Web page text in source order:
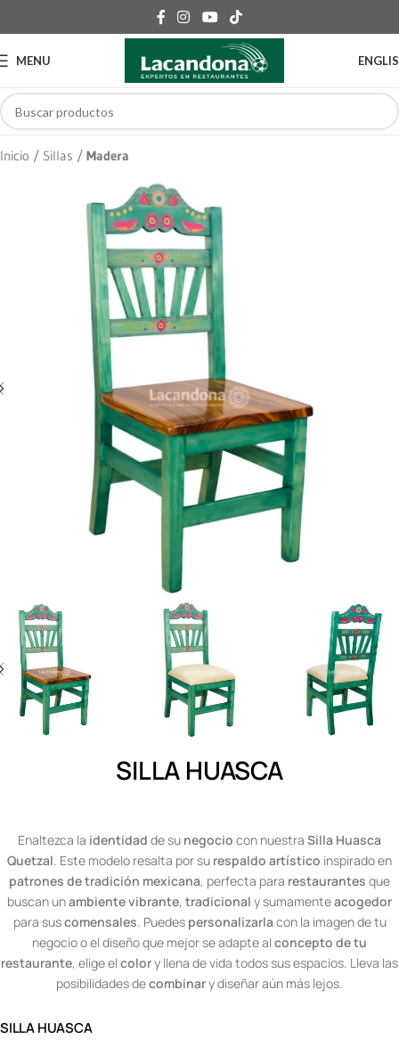
MENU
Inicio Sillas Madera
SILLA HUASCA
Enaltezca la identidad de su negocio con nuestra Silla Huasca
Quetzal . Este modelo resalta por su respaldo artístico inspirado en
patrones de tradición mexicana, perfecta para restaurantes que
buscan unambiente vibrante, tradicional y sumamenteacogedor
para suscomensales . Puedes personalizarla con la imagen de tu
negocio o el diseño que mejor se adapte al concepto de tu
restaurante, elige el colory llena de vida todos sus espacios. Lleva las
posibilidades decombinary diseñar aún más lejos.
SILLA HUASCA